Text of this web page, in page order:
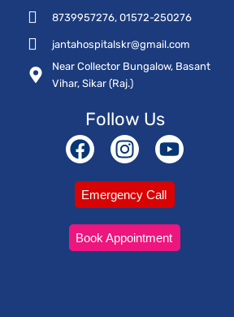
8739957276, 01572-250276
jantahospitalskr@gmail.com
Near Collector Bungalow, Basant
Vihar, Sikar (Raj.)
Follow Us
F
a
c
b
o
I
n
s
a
g
Y
o
u
b
Emergency Call
Book Appointment